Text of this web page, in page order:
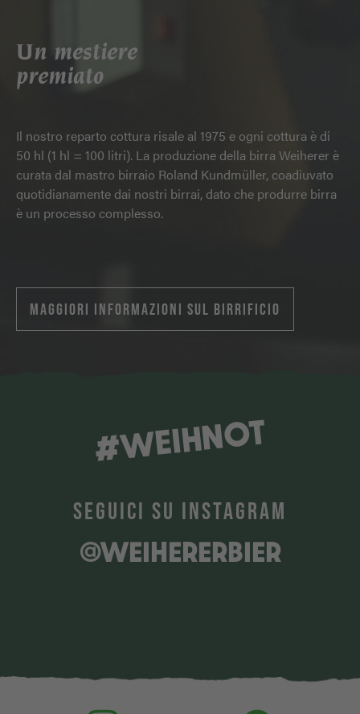
Un mestiere
premiato
Il nostro reparto cottura risale al 1975 e ogni cottura è di
50 hl (1 hl = 100 litri). La produzione della birra Weiherer è
curata dal mastro birraio Roland Kundmüller, coadiuvato
quotidianamente dai nostri birrai, dato che produrre birra
è un processo complesso.
MAGGIORI INFORMAZIONI SUL BIRRIFICIO
#WEIHNOT
SEGUICI SU INSTAGRAM
@WEIHERERBIER